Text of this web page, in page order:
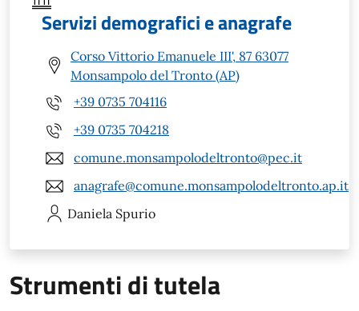
Servizi demografici e anagrafe
Corso Vittorio Emanuele III', 87 63077
Monsampolo del Tronto (AP)
+39 0735 704116
+39 0735 704218
comune.monsampolodeltronto@pec.it
anagrafe@comune.monsampolodeltronto.ap.it
Daniela Spurio
Strumenti di tutela